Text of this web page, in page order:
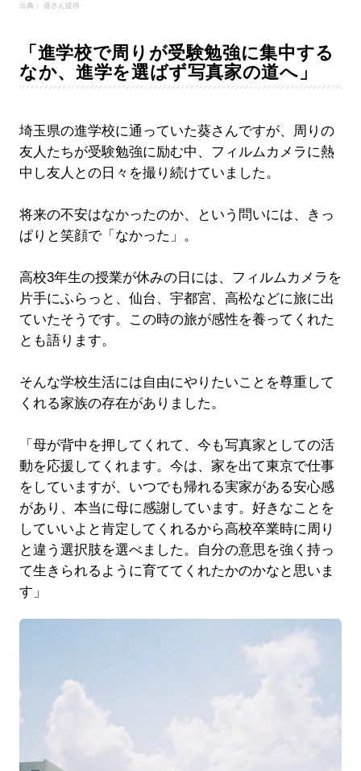
出典： 葵さん提供
「進学校で周りが受験勉強に集中する
なか、進学を選ばず写真家の道へ」
埼玉県の進学校に通っていた葵さんですが、周りの
友人たちが受験勉強に励む中、フィルムカメラに熱
中し友人との日々を撮り続けていました。
将来の不安はなかったのか、という問いには、きっ
ぱりと笑顔で「なかった」。
高校3年生の授業が休みの日には、フィルムカメラを
片手にふらっと、仙台、宇都宮、高松などに旅に出
ていたそうです。この時の旅が感性を養ってくれた
とも語ります。
そんな学校生活には自由にやりたいことを尊重して
くれる家族の存在がありました。
「母が背中を押してくれて、今も写真家としての活
動を応援してくれます。今は、家を出て東京で仕事
をしていますが、いつでも帰れる実家がある安心感
があり、本当に母に感謝しています。好きなことを
していいよと肯定してくれるから高校卒業時に周り
と違う選択肢を選べました。自分の意思を強く持っ
て生きられるように育ててくれたかのかなと思いま
す」